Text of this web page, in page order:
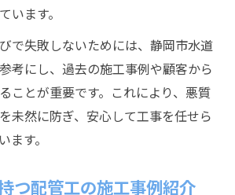
います。
で失敗しないためには、静岡市水道
考にし、過去の施工事例や顧客から
ことが重要です。これにより、悪質
未然に防ぎ、安心して工事を任せら
ます。
つ配管工の施工事例紹介